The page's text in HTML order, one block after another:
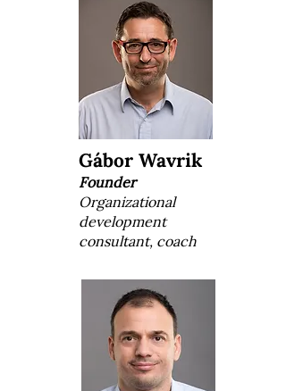
Gábor Wavrik
Founder
Organizational
development
consultant, coach